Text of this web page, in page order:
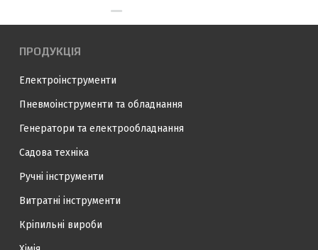
ПРОДУКЦІЯ
Електроінструменти
Пневмоінструменти та обладнання
Генератори та електрообладнання
Садова техніка
Ручні інструменти
Витратні інструменти
Кріпильні вироби